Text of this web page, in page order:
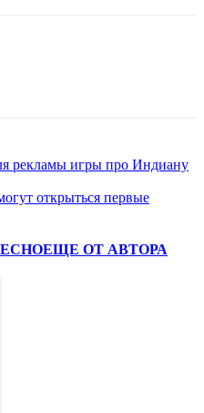
рекламы игры про Индиану
открыться первые
ЕЩЕ ОТ АВТОРА